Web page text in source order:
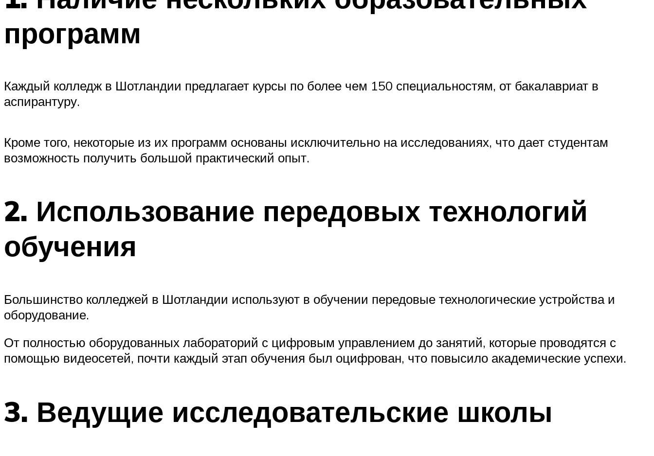
программ
Каждый колледж в Шотландии предлагает курсы по более чем 150 специальностям, от бакалавриат в
аспирантуру.
Кроме того, некоторые из их программ основаны исключительно на исследованиях, что дает студентам
возможность получить большой практический опыт.
2. Использование передовых технологий
обучения
Большинство колледжей в Шотландии используют в обучении передовые технологические устройства и
оборудование.
От полностью оборудованных лабораторий с цифровым управлением до занятий, которые проводятся с
помощью видеосетей, почти каждый этап обучения был оцифрован, что повысило академические успехи.
3. Ведущие исследовательские школы